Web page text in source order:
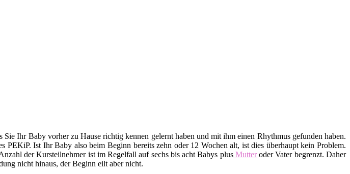
Ihr Baby vorher zu Hause richtig kennen gelernt haben und mit ihm einen Rhythmus gefunden haben.
Ist Ihr Baby also beim Beginn bereits zehn oder 12 Wochen alt, ist dies überhaupt kein Problem.
der Kursteilnehmer ist im Regelfall auf sechs bis acht Babys plusMutteroder Vater begrenzt. Daher
nicht hinaus, der Beginn eilt aber nicht.